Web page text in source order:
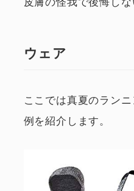
ウェア
ここでは真夏のラン
例を紹介します。